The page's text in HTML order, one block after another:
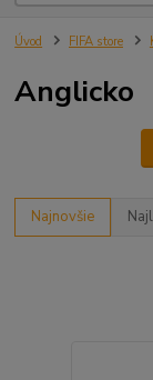
Úvod FIFA store
Anglicko
Najnovšie